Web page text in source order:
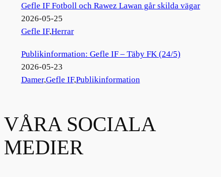
Gefle IF Fotboll och Rawez Lawan går skilda vägar
2026-05-25
Gefle IF,Herrar
Publikinformation: Gefle IF – Täby FK (24/5)
2026-05-23
Damer,Gefle IF,Publikinformation
VÅRA SOCIALA
MEDIER